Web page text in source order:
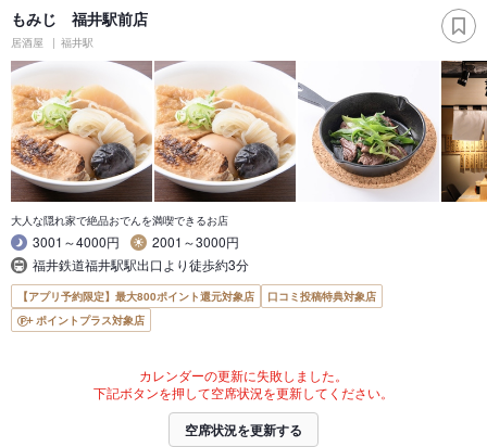
もみじ 福井駅前店
居酒屋 福井駅
大人な隠れ家で絶品おでんを満喫できるお店
3001～4000円
2001～3000円
福井鉄道福井駅駅出口より徒歩約3分
【アプリ予約限定】最大800ポイント還元対象店
口コミ投稿特典対象店
ポイントプラス対象店
カレンダーの更新に失敗しました。
下記ボタンを押して空席状況を更新してください。
空席状況を更新する